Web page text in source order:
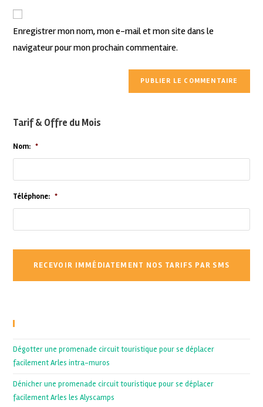
Enregistrer mon nom, mon e-mail et mon site dans le
navigateur pour mon prochain commentaire.
Tarif & Offre du Mois
Nom: *
Téléphone: *
Dégotter une promenade circuit touristique pour se déplacer
facilement Arles intra-muros
Dénicher une promenade circuit touristique pour se déplacer
facilement Arles les Alyscamps